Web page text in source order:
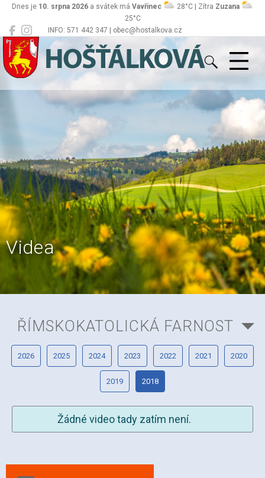
INFO: 571 442 347 | obec@hostalkova.cz
Dnes je 10. srpna 2026 a svátek má Vavřinec 28°C | Zítra Zuzana
25°C
Hošťálková
Videa
ŘÍMSKOKATOLICKÁ FARNOST
2026 2025 2024 2023 2022 2021 2020
2019 2018
Žádné video tady zatím není.